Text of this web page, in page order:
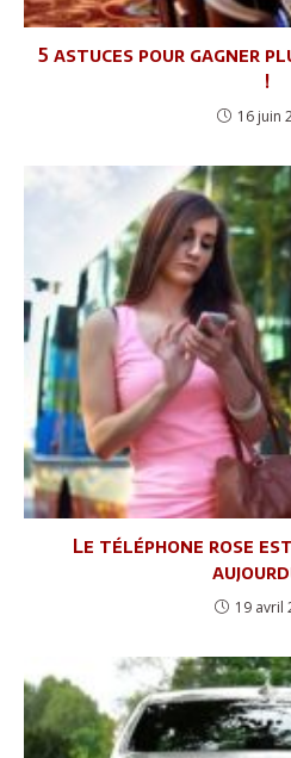
5 astuces pour gagner
!
16 juin
Le téléphone rose
19 avril